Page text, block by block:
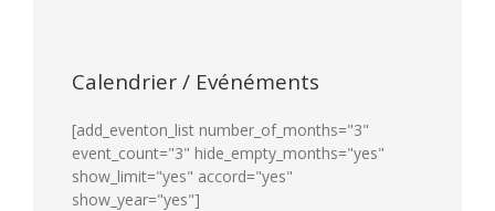
Calendrier / Evénéments
[add_eventon_list number_of_months="3"
event_count="3" hide_empty_months="yes"
show_limit="yes" accord="yes"
show_year="yes"]